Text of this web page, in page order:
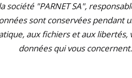
société "PARNET SA",
sont conservées pendant
aux fichiers et aux libertés,
données qui vous